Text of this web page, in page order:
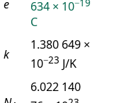
e
634 × 10−19
C
k
1.380 649 ×
10−23 J/K
6.022 140